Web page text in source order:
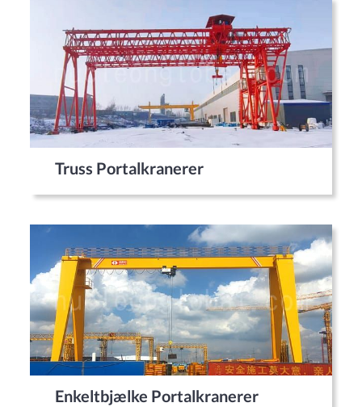
Truss Portalkranerer
Enkeltbjælke Portalkranerer